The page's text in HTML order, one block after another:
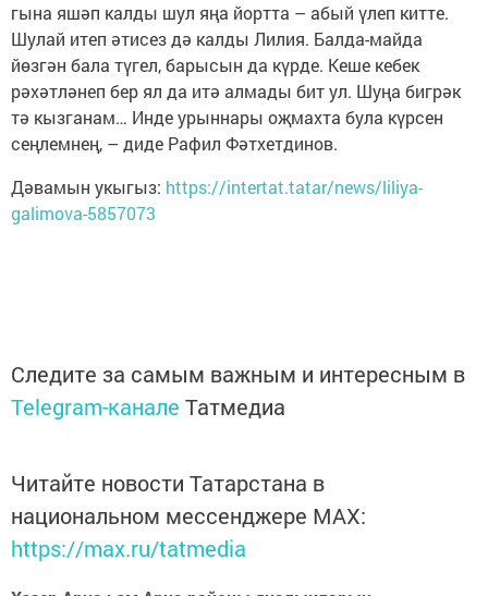
гына яшәп калды шул яңа йортта – абый үлеп китте.
Шулай итеп әтисез дә калды Лилия. Балда-майда
йөзгән бала түгел, барысын да күрде. Кеше кебек
рәхәтләнеп бер ял да итә алмады бит ул. Шуңа бигрәк
тә кызганам… Инде урыннары оҗмахта була күрсен
сеңлемнең, – диде Рафил Фәтхетдинов.
Дәвамын укыгыз: https://intertat.tatar/news/liliya-
galimova-5857073
Следите за самым важным и интересным в
Telegram-канале Татмедиа
Читайте новости Татарстана в
национальном мессенджере MАХ:
https://max.ru/tatmedia